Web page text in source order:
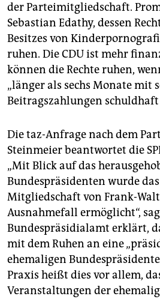
der Parteimitgliedschaft.
Sebastian Edathy, dessen
Besitzes von
ruhen. Die CDU ist mehr
können die Rechte ruhen,
„länger als sechs Monate mit
Beitragszahlungen schuldhaft
Die taz-Anfrage nach dem
Steinmeier beantwortet die
„Mit Blick auf das
Bundespräsidenten wurde das
Mitgliedschaft von Frank-
Ausnahmefall ermöglicht“,
Bundespräsidialamt erklärt,
mit dem Ruhen an eine
ehemaligen
Praxis heißt dies vor allem,
Veranstaltungen der